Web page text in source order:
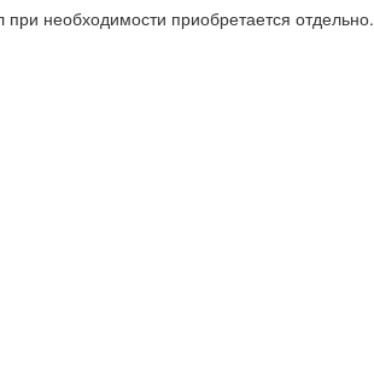
необходимости приобретается отдельно.